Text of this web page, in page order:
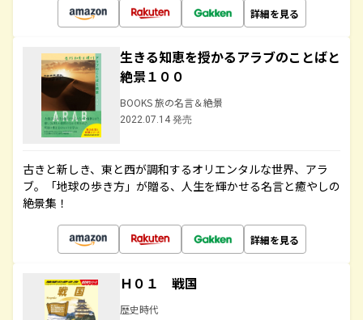
詳細を見る
生きる知恵を授かるアラブのことばと
絶景１００
BOOKS 旅の名言＆絶景
2022.07.14 発売
古きと新しき、東と西が調和するオリエンタルな世界、アラ
ブ。「地球の歩き方」が贈る、人生を輝かせる名言と癒やしの
絶景集！
詳細を見る
Ｈ０１ 戦国
歴史時代